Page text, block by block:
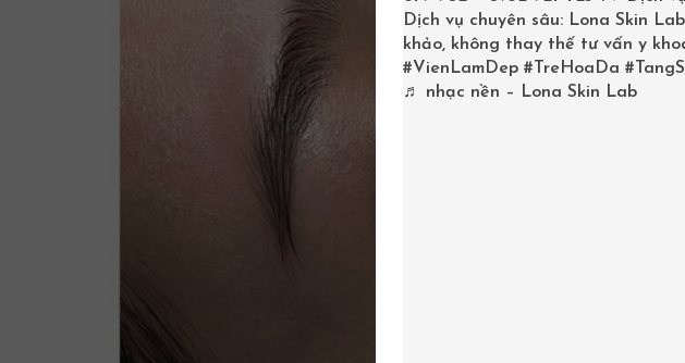
Dịch vụ chuyên sâu: Lona Skin
khảo, không thay thế tư vấn y
#VienLamDep #TreHoaDa
♬ nhạc nền – Lona Skin Lab